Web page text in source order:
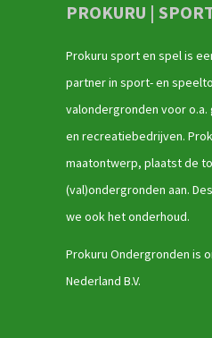
PROKURU |
Prokuru sport en spel is
partner in sport- en
valondergronden voor
en recreatiebedrijven.
maatontwerp, plaatst de
(val)ondergronden aan.
we ook het onderhoud.
Prokuru Ondergronden is
Nederland B.V.